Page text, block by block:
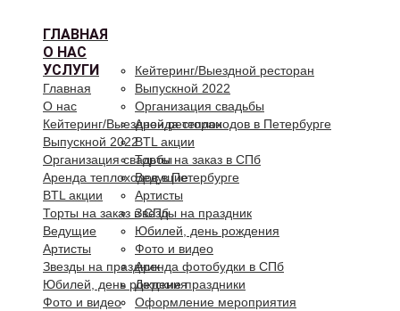
ГЛАВНАЯ
О НАС
УСЛУГИ
Кейтеринг/Выездной ресторан
Выпускной 2022
Организация свадьбы
Аренда теплоходов в Петербурге
BTL акции
Торты на заказ в СПб
Ведущие
Артисты
Звезды на праздник
Юбилей, день рождения
Фото и видео
Аренда фотобудки в СПб
Детские праздники
Оформление мероприятия
Главная
О нас
Кейтеринг/Выездной ресторан
Выпускной 2022
Организация свадьбы
Аренда теплоходов в Петербурге
BTL акции
Торты на заказ в СПб
Ведущие
Артисты
Звезды на праздник
Юбилей, день рождения
Фото и видео